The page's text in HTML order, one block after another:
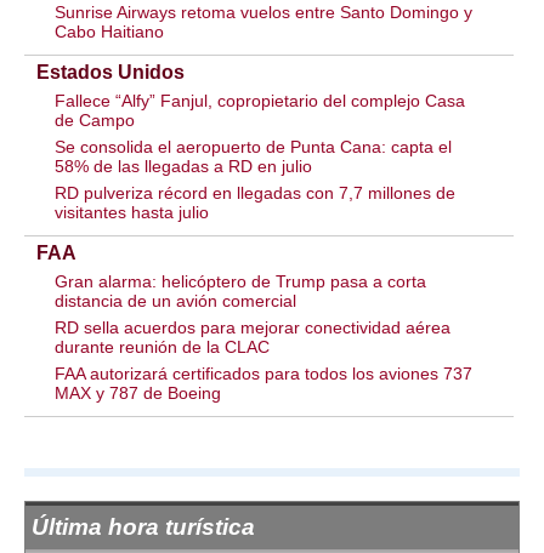
Sunrise Airways retoma vuelos entre Santo Domingo y
Cabo Haitiano
Estados Unidos
Fallece “Alfy” Fanjul, copropietario del complejo Casa
de Campo
Se consolida el aeropuerto de Punta Cana: capta el
58% de las llegadas a RD en julio
RD pulveriza récord en llegadas con 7,7 millones de
visitantes hasta julio
FAA
Gran alarma: helicóptero de Trump pasa a corta
distancia de un avión comercial
RD sella acuerdos para mejorar conectividad aérea
durante reunión de la CLAC
FAA autorizará certificados para todos los aviones 737
MAX y 787 de Boeing
Última hora turística